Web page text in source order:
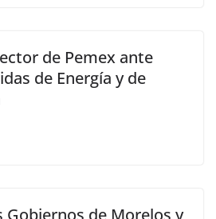
de Pemex ante
de Energía y de
Gobiernos de Morelos y